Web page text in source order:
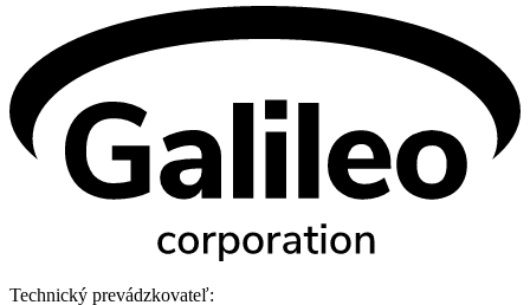
Technický prevádzkovateľ: